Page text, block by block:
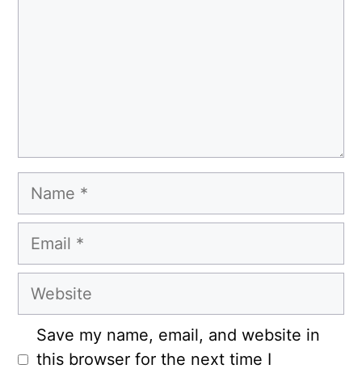
Name
Email
Website
Save my name, email, and website in
this browser for the next time I